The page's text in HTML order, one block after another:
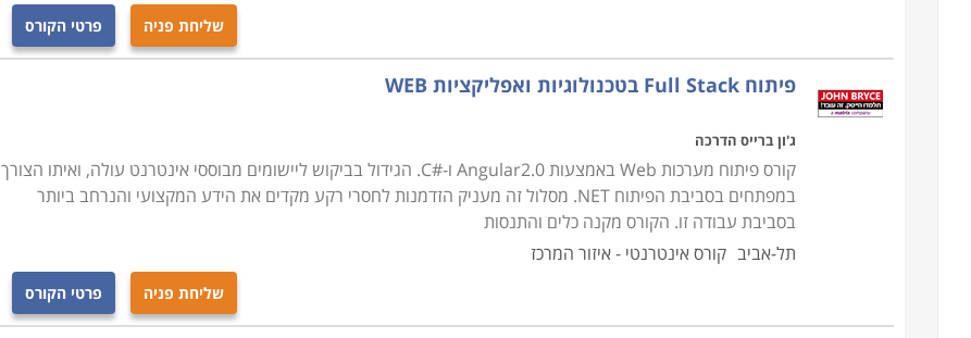
שליחת פניה פרטי הקורס
פיתוח Full Stack בטכנולוגיות ואפליקציות WEB
ג'ון ברייס הדרכה
קורס פיתוח מערכות Web באמצעות Angular2.0 ו-#C. הגידול בביקוש ליישומים מבוססי אינטרנט עולה, ואיתו הצורך
במפתחים בסביבת הפיתוח NET. מסלול זה מעניק הזדמנות לחסרי רקע מקדים את הידע המקצועי והנרחב ביותר
בסביבת עבודה זו. הקורס מקנה כלים והתנסות
תל-אביב קורס אינטרנטי - איזור המרכז
שליחת פניה פרטי הקורס